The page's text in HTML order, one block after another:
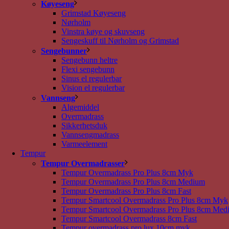
Køyeseng
Grimstad Køyeseng
Nørholm
Vinstra køye og skuvseng
Sengeskuff til Nørholm og Grimstad
Sengebunner
Sengebunn heltre
Flexi sengebunn
Sinus el regulerbar
Vision el regulerbar
Vannseng
Algemiddel
Overmadrass
Sikkerhetsduk
Vannsengmadrass
Varmeelement
Tempur
Tempur Overmadrasser
Tempur Overmadrass Pro Plus 8cm Myk
Tempur Overmadrass Pro Plus 8cm Medium
Tempur Overmadrass Pro Plus 8cm Fast
Tempur Smartcool Overmadrass Pro Plus 8cm Myk
Tempur Smartcool Overmadrass Pro Plus 8cm
Tempur Smartcool Overmadrass 8cm Fast